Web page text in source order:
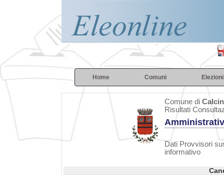
Home Comuni Elezioni
Comune di
Risultati
Dati Provvisori
informativo